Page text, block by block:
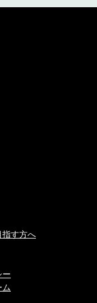
す方へ